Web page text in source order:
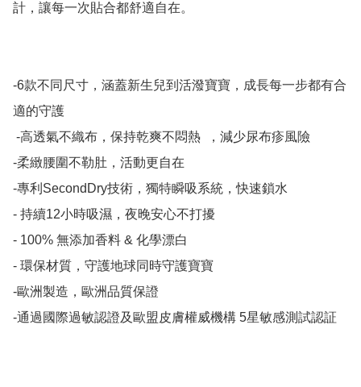
計，讓每一次貼合都舒適自在。
-6款不同尺寸，涵蓋新生兒到活潑寶寶，成長每一步都有合
適的守護
-柔緻腰圍不勒肚，活動更自在
-專利SecondDry技術，獨特瞬吸系統，快速鎖水
- 持續12小時吸濕，夜晚安心不打擾
- 100% 無添加香料 & 化學漂白
- 環保材質，守護地球同時守護寶寶
-歐洲製造，歐洲品質保證
-通過國際過敏認證及歐盟皮膚權威機構 5星敏感測試認証